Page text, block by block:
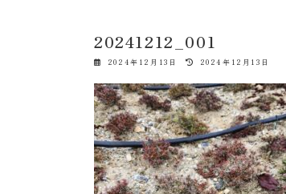
20241212_001
2024年12月13日
最
更
新
日
時
:
2024年12月13日